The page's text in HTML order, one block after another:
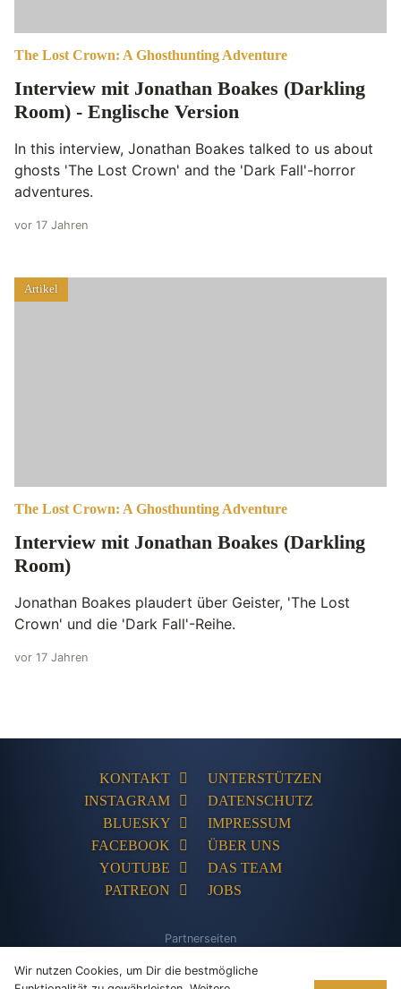
The Lost Crown: A Ghosthunting Adventure
Interview mit Jonathan Boakes (Darkling
Room) - Englische Version
In this interview, Jonathan Boakes talked to us about
ghosts 'The Lost Crown' and the 'Dark Fall'-horror
adventures.
vor 17 Jahren
Artikel
The Lost Crown: A Ghosthunting Adventure
Interview mit Jonathan Boakes (Darkling
Room)
Jonathan Boakes plaudert über Geister, 'The Lost
Crown' und die 'Dark Fall'-Reihe.
vor 17 Jahren
KONTAKT
INSTAGRAM
BLUESKY
FACEBOOK
YOUTUBE
PATREON
UNTERSTÜTZEN
DATENSCHUTZ
IMPRESSUM
ÜBER UNS
DAS TEAM
JOBS
Partnerseiten
Games Database
Tentakelvilla
Wir nutzen Cookies, um Dir die bestmögliche